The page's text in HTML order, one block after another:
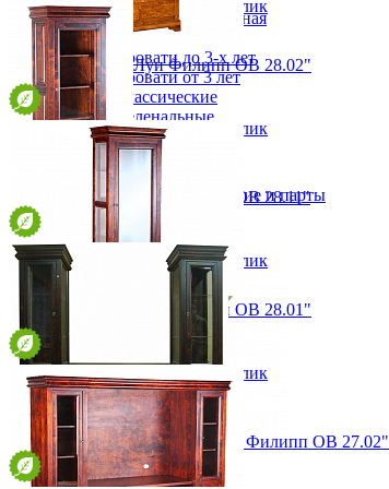
Детская Вилия-М модульная
Детские гарнитуры
Детские кровати до 3-х лет
Детские кровати от 3 лет
Комоды классические
Комоды пеленальные
Кровати домики
Полки детские
Стеллажи детские
Столы письменные детские и парты
Тумбы для детей
Шведская стенка
Шкафы детские
Ящики и короба
Комод Буковка Б05
39 006 ₽
В корзину Быстро купить в 1 клик
Шкаф-витрина "Луи Филипп ОВ 28.02"
от 105 800 ₽
139х190х38 см
Быстро купить в 1 клик
Шкаф-витрина "Луи Филипп ОВ 28.11"
от 66 100 ₽
79х170х38 см
В корзину
Быстро купить в 1 клик
Шкаф-витрина "Луи Филипп ОВ 28.01"
от 61 750 ₽
79х170х38 см
В корзину Быстро купить в 1 клик
Шкаф комбинированный "Луи Филипп ОВ 27.02"
от 152 850 ₽